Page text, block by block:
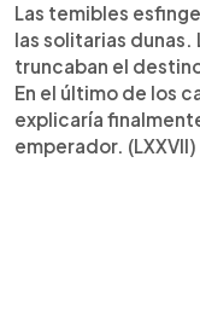
Las temibles
las solitarias
truncaban el
En el último de los
explicaría
emperador.